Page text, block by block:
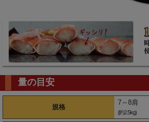
量の目安
規格
7～8肩
(約2.5kg)